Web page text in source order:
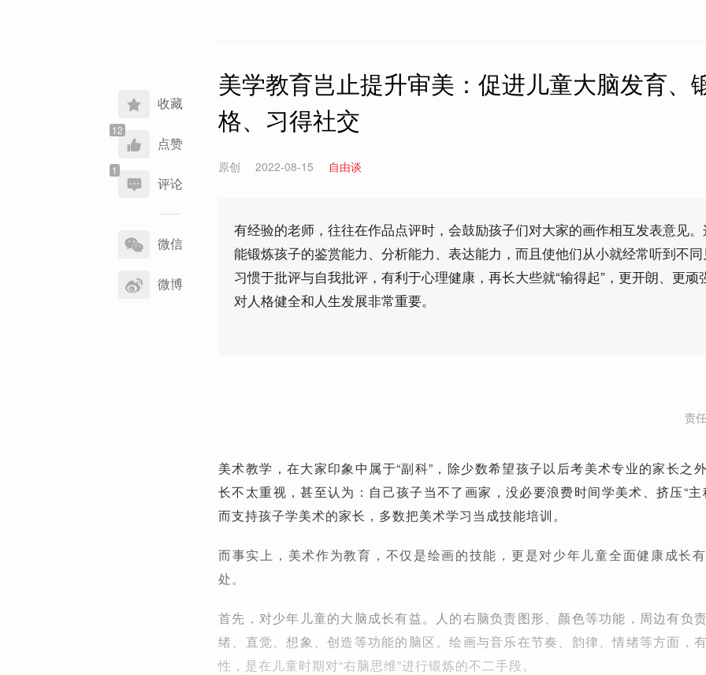
收藏
点赞
评论
享
到
微信
微博
美学教育岂止提升审美：促进儿童大脑发育、
格、习得社交
原创 2022-08-15 自由谈
有经验的老师，往往在作品点评时，会鼓励孩子们对大家的画作相互发表意见
能锻炼孩子的鉴赏能力、分析能力、表达能力，而且使他们从小就经常听到不
习惯于批评与自我批评，有利于心理健康，再长大些就“输得起”，更开朗、更顽
对人格健全和人生发展非常重要。
责
美术教学，在大家印象中属于“副科”，除少数希望孩子以后考美术专业的家长之
长不太重视，甚至认为：自己孩子当不了画家，没必要浪费时间学美术、挤压“主
而支持孩子学美术的家长，多数把美术学习当成技能培训。
而事实上，美术作为教育，不仅是绘画的技能，更是对少年儿童全面健康成长
处。
首先，对少年儿童的大脑成长有益。人的右脑负责图形、颜色等功能，周边有负
绪、直觉、想象、创造等功能的脑区。绘画与音乐在节奏、韵律、情绪等方面，
性，是在儿童时期对“右脑思维”进行锻炼的不二手段。